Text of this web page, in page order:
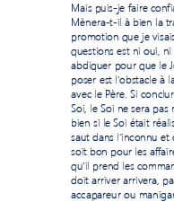
Mais puis-je faire
Mènera-t-il à bien la
promotion que je
questions est ni oui, ni
abdiquer pour que le
poser est l’obstacle à
avec le Père. Si
Soi, le Soi ne sera
bien si le Soi était
saut dans l’inconnu et
soit bon pour les
qu’il prend les
doit arriver arrivera,
accapareur ou